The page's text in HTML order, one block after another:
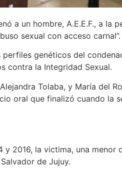
a un hombre, A.E.E.F., a la
sexual con acceso carnal”.
genéticos del
contra la Integridad Sexual.
Tolaba, y María del
oral que finalizó cuando la
2016, la victima, una menor
de Jujuy.